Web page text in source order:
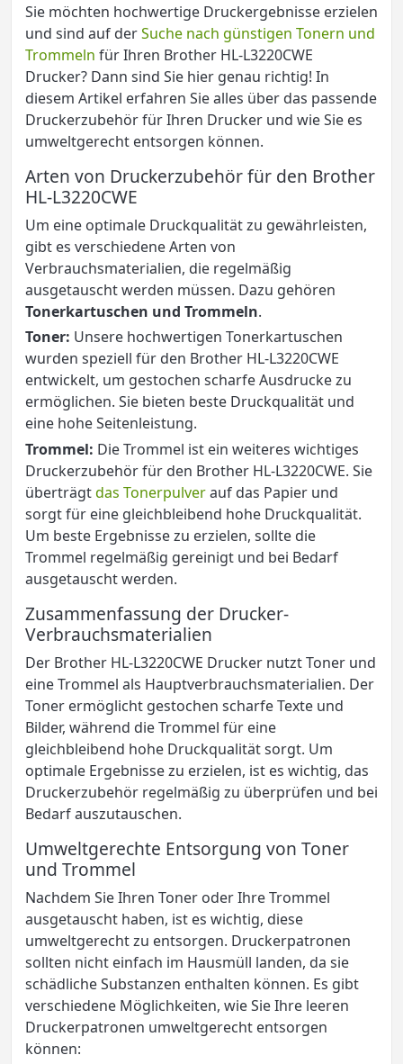
Sie möchten hochwertige Druckergebnisse erzielen
und sind auf derSuche nach günstigen Tonern und
Trommeln für Ihren Brother HL-L3220CWE
Drucker? Dann sind Sie hier genau richtig! In
diesem Artikel erfahren Sie alles über das passende
Druckerzubehör für Ihren Drucker und wie Sie es
umweltgerecht entsorgen können.
Arten von Druckerzubehör für den Brother
HL-L3220CWE
Um eine optimale Druckqualität zu gewährleisten,
gibt es verschiedene Arten von
Verbrauchsmaterialien, die regelmäßig
ausgetauscht werden müssen. Dazu gehören
Tonerkartuschen und Trommeln.
Toner: Unsere hochwertigen Tonerkartuschen
wurden speziell für den Brother HL-L3220CWE
entwickelt, um gestochen scharfe Ausdrucke zu
ermöglichen. Sie bieten beste Druckqualität und
eine hohe Seitenleistung.
Trommel: Die Trommel ist ein weiteres wichtiges
Druckerzubehör für den Brother HL-L3220CWE. Sie
überträgtdas Tonerpulverauf das Papier und
sorgt für eine gleichbleibend hohe Druckqualität.
Um beste Ergebnisse zu erzielen, sollte die
Trommel regelmäßig gereinigt und bei Bedarf
ausgetauscht werden.
Zusammenfassung der Drucker-
Verbrauchsmaterialien
Der Brother HL-L3220CWE Drucker nutzt Toner und
eine Trommel als Hauptverbrauchsmaterialien. Der
Toner ermöglicht gestochen scharfe Texte und
Bilder, während die Trommel für eine
gleichbleibend hohe Druckqualität sorgt. Um
optimale Ergebnisse zu erzielen, ist es wichtig, das
Druckerzubehör regelmäßig zu überprüfen und bei
Bedarf auszutauschen.
Umweltgerechte Entsorgung von Toner
und Trommel
Nachdem Sie Ihren Toner oder Ihre Trommel
ausgetauscht haben, ist es wichtig, diese
umweltgerecht zu entsorgen. Druckerpatronen
sollten nicht einfach im Hausmüll landen, da sie
schädliche Substanzen enthalten können. Es gibt
verschiedene Möglichkeiten, wie Sie Ihre leeren
Druckerpatronen umweltgerecht entsorgen
können: